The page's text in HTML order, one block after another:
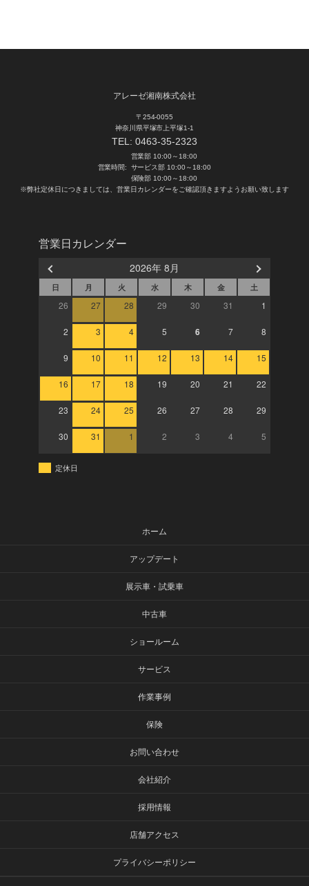
アレーゼ湘南株式会社
〒254-0055
神奈川県平塚市上平塚1-1
TEL:0463-35-2323
営業時間:
営業部 10:00～18:00
サービス部 10:00～18:00
保険部 10:00～18:00
※弊社定休日につきましては、営業日カレンダーをご確認頂きますようお願い致します
営業日カレンダー
2026年 8月
日 月 火 水 木 金 土
26 27 28 29 30 31 1
2 3 4 5 6 7 8
9 10 11 12 13 14 15
16 17 18 19 20 21 22
23 24 25 26 27 28 29
30 31 1 2 3 4 5
定休日
ホーム
アップデート
展示車・試乗車
中古車
ショールーム
サービス
作業事例
保険
お問い合わせ
会社紹介
採用情報
店舗アクセス
プライバシーポリシー